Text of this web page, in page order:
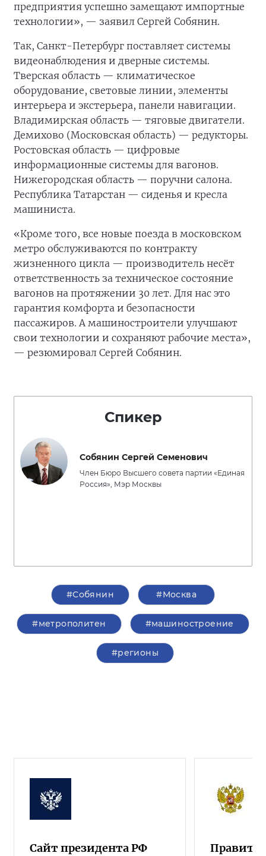
предприятия успешно замещают импортные
технологии», — заявил Сергей Собянин.
Так, Санкт-Петербург поставляет системы
видеонаблюдения и дверные системы.
Тверская область — климатическое
оборудование, световые линии, элементы
интерьера и экстерьера, панели навигации.
Владимирская область — тяговые двигатели.
Демихово (Московская область) — редукторы.
Ростовская область — цифровые
информационные системы для вагонов.
Нижегородская область — поручни салона.
Республика Татарстан — сиденья и кресла
машиниста.
«Кроме того, все новые поезда в московском
метро обслуживаются по контракту
жизненного цикла — производитель несёт
ответственность за техническое состояние
вагонов на протяжении 30 лет. Для нас это
гарантия комфорта и безопасности
пассажиров. А машиностроители улучшают
свои технологии и сохраняют рабочие места»,
— резюмировал Сергей Собянин.
Спикер
Собянин Сергей Семенович
Член Бюро Высшего совета партии «Единая
Россия», Мэр Москвы
#Собянин #Москва
#метрополитен #машиностроение
#регионы
Сайт президента РФ